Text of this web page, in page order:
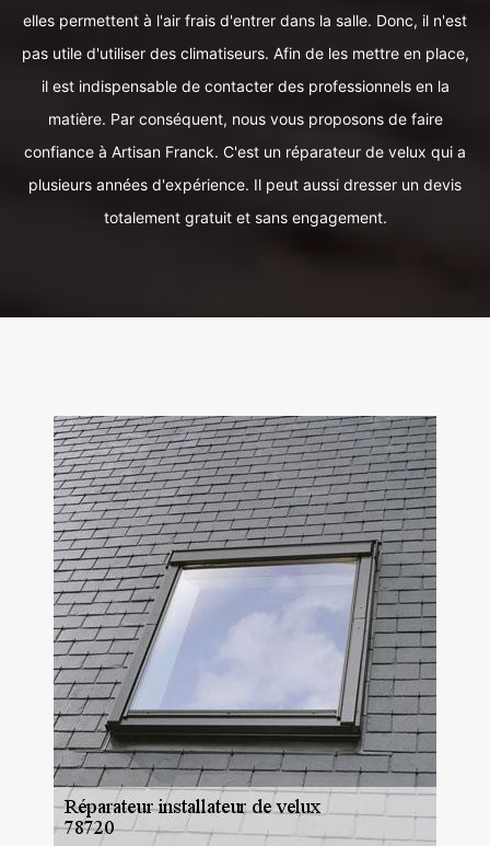
elles permettent à l'air frais d'entrer dans la salle. Donc, il n'est
pas utile d'utiliser des climatiseurs. Afin de les mettre en place,
il est indispensable de contacter des professionnels en la
matière. Par conséquent, nous vous proposons de faire
confiance à Artisan Franck. C'est un réparateur de velux qui a
plusieurs années d'expérience. Il peut aussi dresser un devis
totalement gratuit et sans engagement.